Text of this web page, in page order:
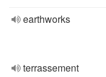
earthworks
terrassement